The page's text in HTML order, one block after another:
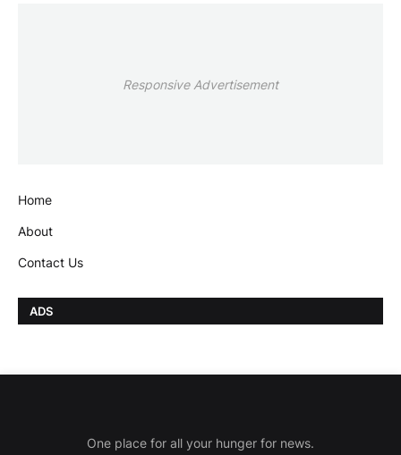
Responsive Advertisement
Home
About
Contact Us
ADS
One place for all your hunger for news.